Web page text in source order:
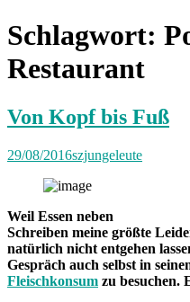
Schlagwort:
Restaurant
Von Kopf bis Fuß
29/08/2016szjungeleute
Weil Essen neben
Schreiben meine größte
natürlich nicht entgehen
Gespräch auch selbst in
Fleischkonsum zu besuchen.